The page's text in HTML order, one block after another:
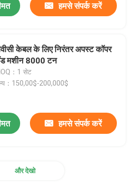
हमसे संपर्क करें
केबल के लिए निरंतर अपस्ट कॉपर
मशीन 8000 टन
：1 सेट
：150,00$-200,000$
हमसे संपर्क करें
और देखो